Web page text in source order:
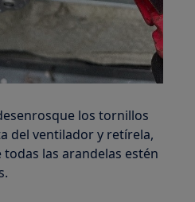
los tornillos
del ventilador y retírela,
las arandelas estén